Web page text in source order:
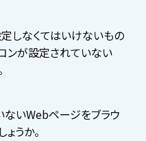
しなくてはいけないもの
ンが設定されていない
ないWebページをブラウ
うか。